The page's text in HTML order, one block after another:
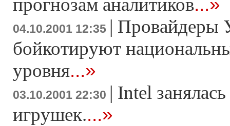
прогнозам аналитиков
04.10.2001 12:35 | Провайдеры
бойкотируют
уровня...»
03.10.2001 22:30 | Intel
игрушек....»